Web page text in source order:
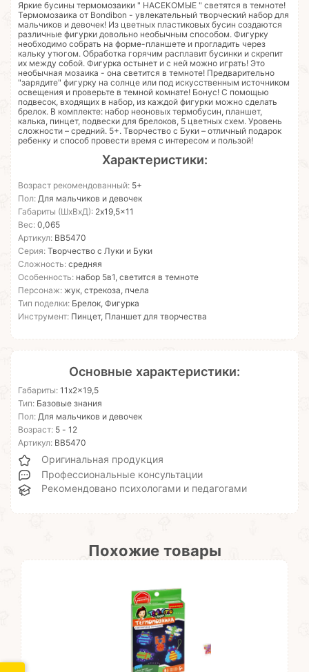
Яркие бусины термомозаики " НАСЕКОМЫЕ " светятся в темноте!
Термомозаика от Bondibon - увлекательный творческий набор для
мальчиков и девочек! Из цветных пластиковых бусин создаются
различные фигурки довольно необычным способом. Фигурку
необходимо собрать на форме-планшете и прогладить через
кальку утюгом. Обработка горячим расплавит бусинки и скрепит
их между собой. Фигурка остынет и с ней можно играть! Это
необычная мозаика - она светится в темноте! Предварительно
"зарядите" фигурку на солнце или под искусственным источником
освещения и проверьте в темной комнате! Бонус! С помощью
подвесок, входящих в набор, из каждой фигурки можно сделать
брелок. В комплекте: набор неоновых термобусин, планшет,
калька, пинцет, подвески для брелоков, 5 цветных схем. Уровень
сложности – средний. 5+. Творчество с Буки – отличный подарок
ребенку и способ провести время с интересом и пользой!
Характеристики:
Возраст рекомендованный: 5+
Пол: Для мальчиков и девочек
Габариты (ШхВхД): 2x19,5x11
Вес: 0,065
Артикул: ВВ5470
Серия: Творчество с Луки и Буки
Сложность: средняя
Особенность: набор 5в1, светится в темноте
Персонаж: жук, стрекоза, пчела
Тип поделки: Брелок, Фигурка
Инструмент: Пинцет, Планшет для творчества
Основные характеристики:
Габариты: 11x2x19,5
Тип: Базовые знания
Пол: Для мальчиков и девочек
Возраст: 5 - 12
Артикул: ВВ5470
Оригинальная продукция
Профессиональные консультации
Рекомендовано психологами и педагогами
Похожие товары